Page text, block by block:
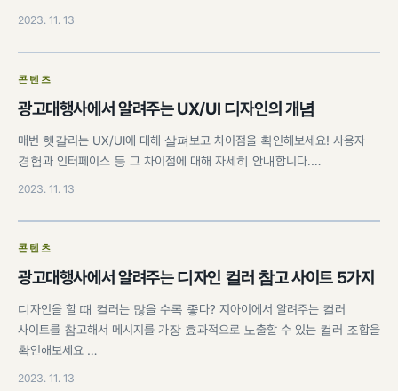
2023. 11. 13
콘텐츠
광고대행사에서 알려주는 UX/UI 디자인의 개념
매번 헷갈리는 UX/UI에 대해 살펴보고 차이점을 확인해보세요! 사용자
경험과 인터페이스 등 그 차이점에 대해 자세히 안내합니다.…
2023. 11. 13
콘텐츠
광고대행사에서 알려주는 디자인 컬러 참고 사이트 5가지
디자인을 할 때 컬러는 많을 수록 좋다? 지아이에서 알려주는 컬러
사이트를 참고해서 메시지를 가장 효과적으로 노출할 수 있는 컬러 조합을
확인해보세요 …
2023. 11. 13